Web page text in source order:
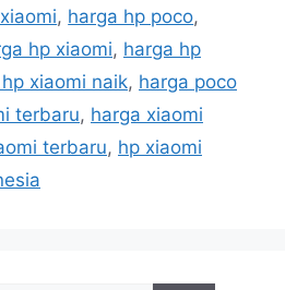
, harga hp poco,
hp xiaomi, harga hp
xiaomi naik, harga poco
terbaru, harga xiaomi
terbaru, hp xiaomi